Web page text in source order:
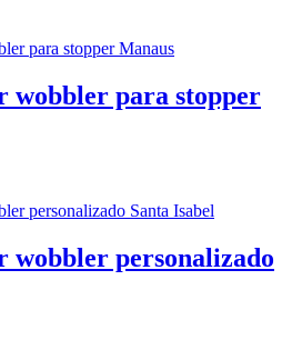
wobbler para stopper
wobbler personalizado